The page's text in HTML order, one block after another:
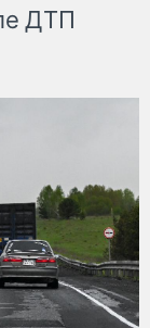
ДТП